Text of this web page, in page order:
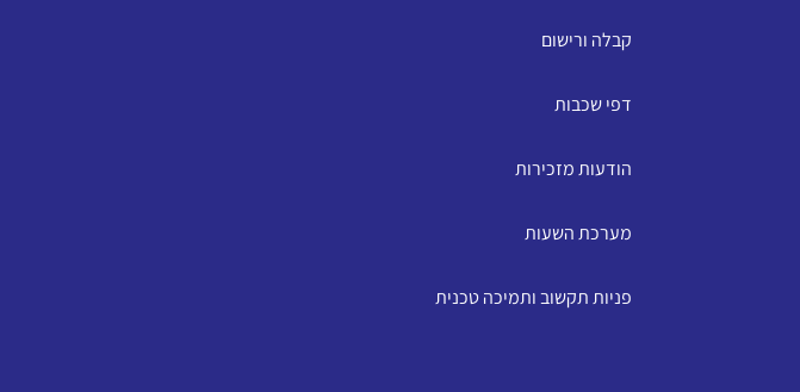
קבלה ורישום
דפי שכבות
הודעות מזכירות
מערכת השעות
פניות תקשוב ותמיכה טכנית